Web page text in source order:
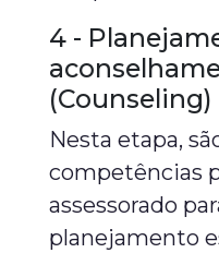
4 -
(Counseling)
Nesta etapa,
competências
assessorado
planejamento